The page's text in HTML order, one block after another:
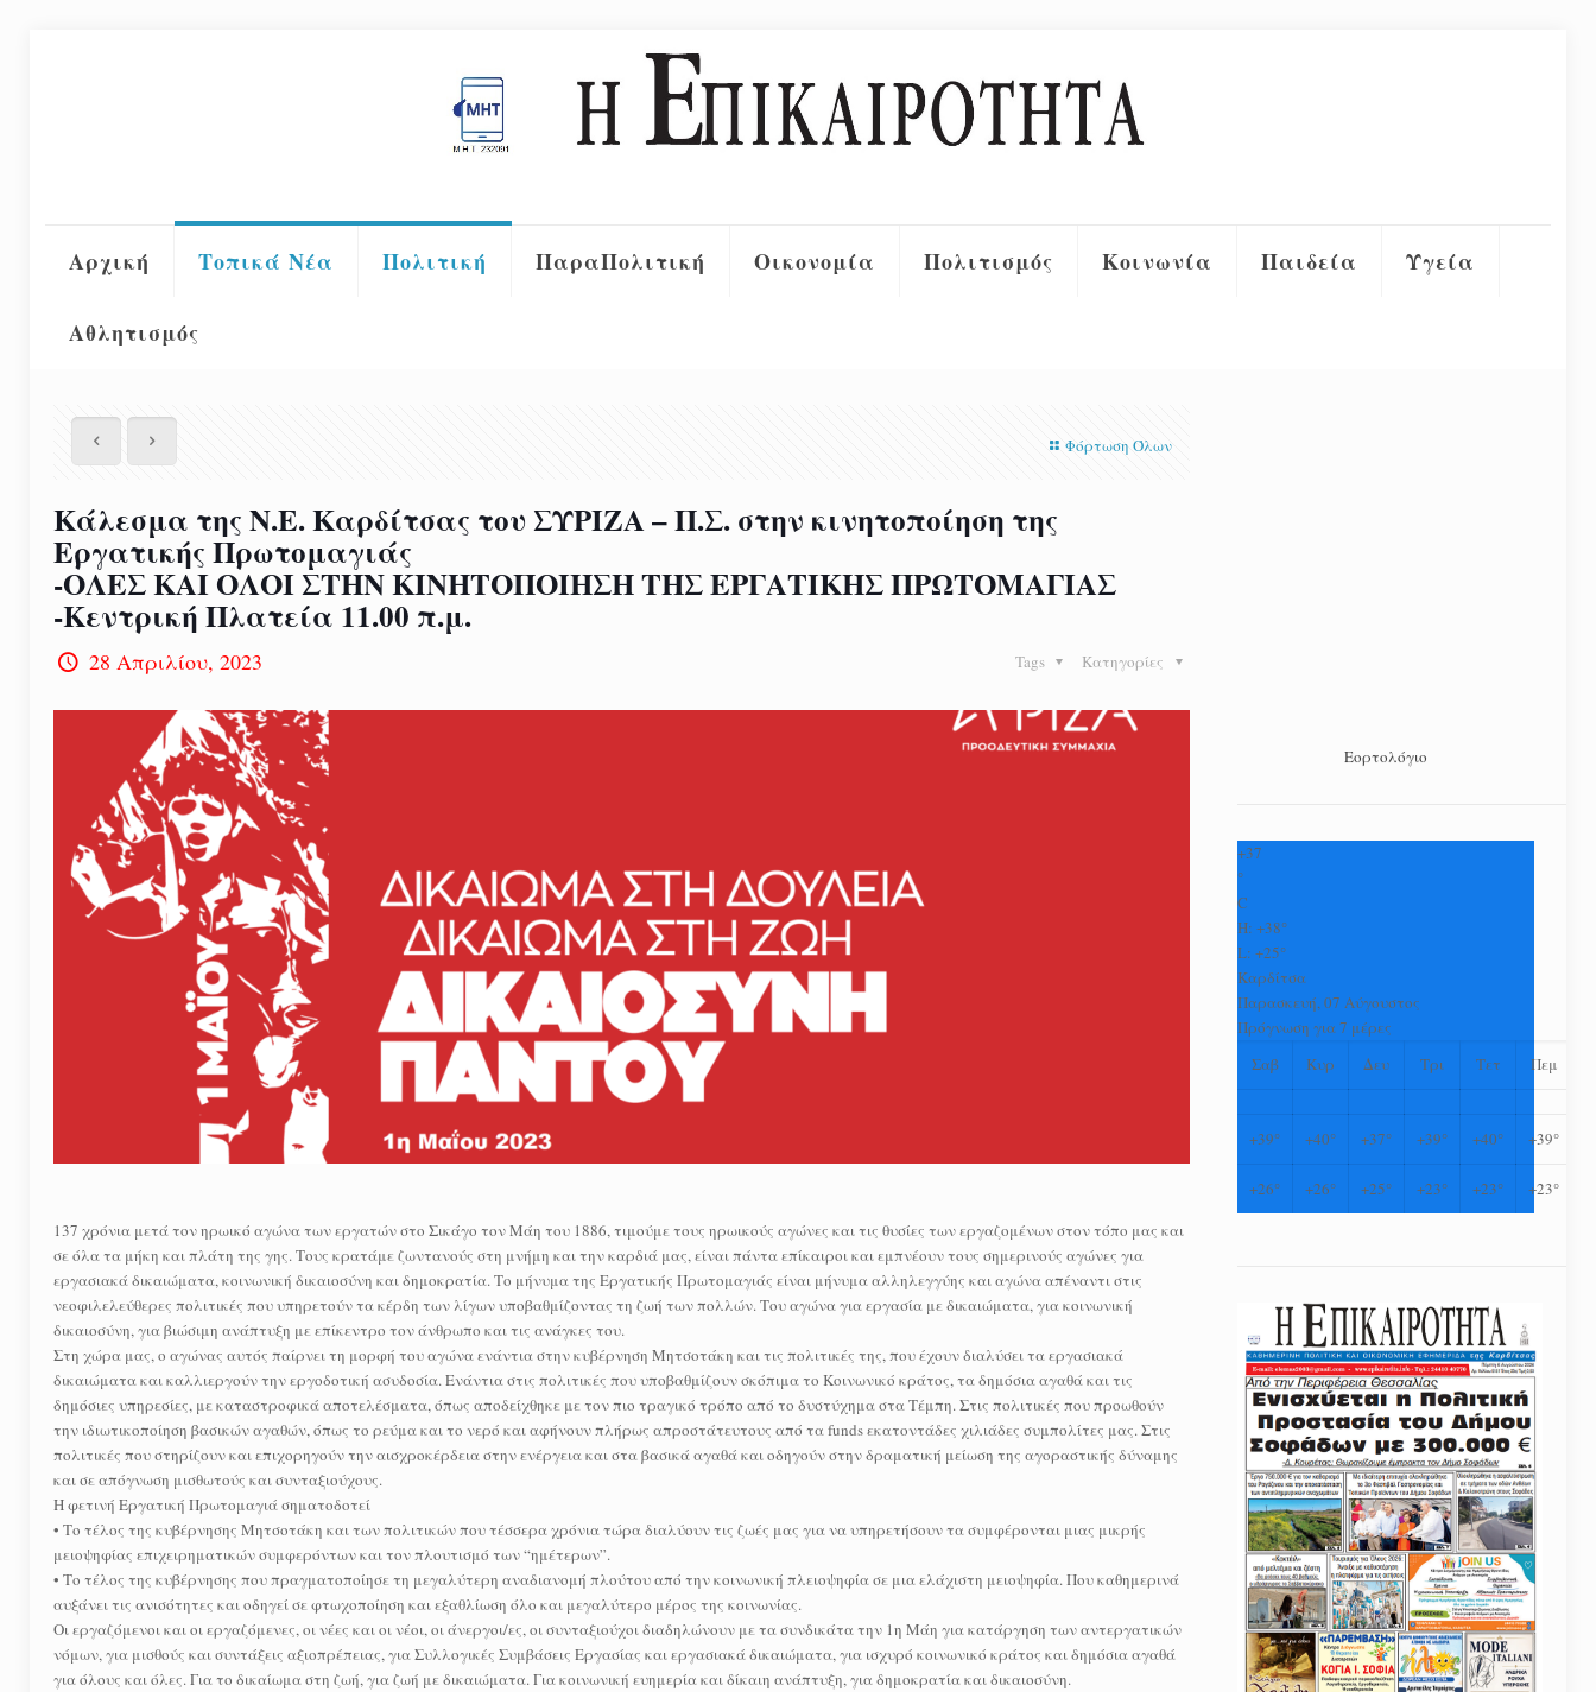
Αρχική Τοπικά Νέα Πολιτική ΠαραΠολιτική Οικονομία Πολιτισμός Κοινωνία Παιδεία Υγεία
Αθλητισμός
Φόρτωση Όλων
Κάλεσμα της Ν.Ε. Καρδίτσας του ΣΥΡΙΖΑ – Π.Σ. στην κινητοποίηση της
Εργατικής Πρωτομαγιάς
-ΟΛΕΣ ΚΑΙ ΟΛΟΙ ΣΤHN ΚΙΝΗΤΟΠΟΙΗΣH ΤΗΣ ΕΡΓΑΤΙΚΗΣ ΠΡΩΤΟΜΑΓΙΑΣ
-Κεντρική Πλατεία 11.00 π.μ.
28 Απριλίου, 2023 Κατηγορίες
Tags
137 χρόνια μετά τον ηρωικό αγώνα των εργατών στο Σικάγο τον Μάη του 1886, τιμούμε τους ηρωικούς αγώνες και τις θυσίες των εργαζομένων στον τόπο μας και
σε όλα τα μήκη και πλάτη της γης. Τους κρατάμε ζωντανούς στη μνήμη και την καρδιά μας, είναι πάντα επίκαιροι και εμπνέουν τους σημερινούς αγώνες για
εργασιακά δικαιώματα, κοινωνική δικαιοσύνη και δημοκρατία. Το μήνυμα της Εργατικής Πρωτομαγιάς είναι μήνυμα αλληλεγγύης και αγώνα απέναντι στις
νεοφιλελεύθερες πολιτικές που υπηρετούν τα κέρδη των λίγων υποβαθμίζοντας τη ζωή των πολλών. Του αγώνα για εργασία με δικαιώματα, για κοινωνική
δικαιοσύνη, για βιώσιμη ανάπτυξη με επίκεντρο τον άνθρωπο και τις ανάγκες του.
Στη χώρα μας, ο αγώνας αυτός παίρνει τη μορφή του αγώνα ενάντια στην κυβέρνηση Μητσοτάκη και τις πολιτικές της, που έχουν διαλύσει τα εργασιακά
δικαιώματα και καλλιεργούν την εργοδοτική ασυδοσία. Ενάντια στις πολιτικές που υποβαθμίζουν σκόπιμα το Κοινωνικό κράτος, τα δημόσια αγαθά και τις
δημόσιες υπηρεσίες, με καταστροφικά αποτελέσματα, όπως αποδείχθηκε με τον πιο τραγικό τρόπο από το δυστύχημα στα Τέμπη. Στις πολιτικές που προωθούν
την ιδιωτικοποίηση βασικών αγαθών, όπως το ρεύμα και το νερό και αφήνουν πλήρως απροστάτευτους από τα funds εκατοντάδες χιλιάδες συμπολίτες μας. Στις
πολιτικές που στηρίζουν και επιχορηγούν την αισχροκέρδεια στην ενέργεια και στα βασικά αγαθά και οδηγούν στην δραματική μείωση της αγοραστικής δύναμης
και σε απόγνωση μισθωτούς και συνταξιούχους.
Η φετινή Εργατική Πρωτομαγιά σηματοδοτεί
• Το τέλος της κυβέρνησης Μητσοτάκη και των πολιτικών που τέσσερα χρόνια τώρα διαλύουν τις ζωές μας για να υπηρετήσουν τα συμφέρονται μιας μικρής
μειοψηφίας επιχειρηματικών συμφερόντων και τον πλουτισμό των “ημέτερων”.
• Το τέλος της κυβέρνησης που πραγματοποίησε τη μεγαλύτερη αναδιανομή πλούτου από την κοινωνική πλειοψηφία σε μια ελάχιστη μειοψηφία. Που καθημερινά
αυξάνει τις ανισότητες και οδηγεί σε φτωχοποίηση και εξαθλίωση όλο και μεγαλύτερο μέρος της κοινωνίας.
Οι εργαζόμενοι και οι εργαζόμενες, οι νέες και οι νέοι, οι άνεργοι/ες, οι συνταξιούχοι διαδηλώνουν με τα συνδικάτα την 1η Μάη για κατάργηση των αντεργατικών
νόμων, για μισθούς και συντάξεις αξιοπρέπειας, για Συλλογικές Συμβάσεις Εργασίας και εργασιακά δικαιώματα, για ισχυρό κοινωνικό κράτος και δημόσια αγαθά
για όλους και όλες. Για το δικαίωμα στη ζωή, για ζωή με δικαιώματα. Για κοινωνική ευημερία και δίκαιη ανάπτυξη, για δημοκρατία και δικαιοσύνη.
Εορτολόγιο
+37
°
C
H:+38°
L:+25°
Καρδίτσα
Παρασκευή, 07 Αύγουστος
Πρόγνωση για 7 μέρες
Σαβ
Κυρ Δευ Τρι Τετ Πεμ
+39° +40° +37° +39° +40° +39°
+26° +26° +25° +23° +23° +23°